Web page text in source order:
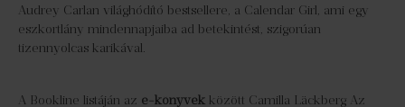
Audrey Carlan világhódító bestsellere, a Calendar Girl, ami egy
eszkortlány mindennapjaiba ad betekintést, szigorúan
tizennyolcas karikával.
A Bookline listáján az e-könyvek között Camilla Läckberg Az